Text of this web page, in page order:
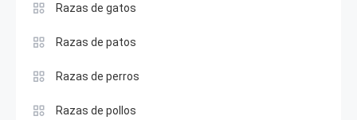
Razas de gatos
Razas de patos
Razas de perros
Razas de pollos